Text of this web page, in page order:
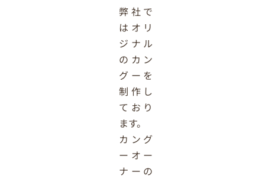
弊社で
はオリ
ジナル
のカン
グーを
制作し
ており
ます。
カング
ーオー
ナーの